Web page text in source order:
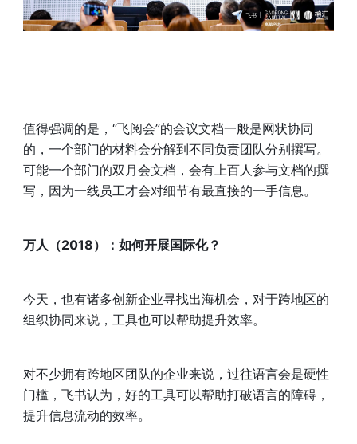
值得强调的是，“飞阅会”的会议文档一般是网状协同
的，一个部门的材料会分解到不同负责团队分别撰写。
可能一个部门的双月会文档，会有上百人参与文档的撰
写，因为一线员工才会对细节有最直接的一手信息。
万人（2018）：如何开展国际化？
今天，也有诸多创新企业寻找出海机会，对于跨地区的
组织协同来说，工具也可以帮助提升效率。
对不少拥有跨地区团队的企业来说，过往语言会是硬性
门槛，飞书认为，好的工具可以帮助打破语言的障碍，
提升信息流动的效率。